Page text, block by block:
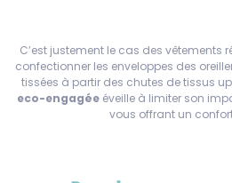
C’est justement le cas des vêtements
confectionner les enveloppes des
tissées à partir des chutes de tissus
eco-engagéeéveille à limiter son
vous offrant un